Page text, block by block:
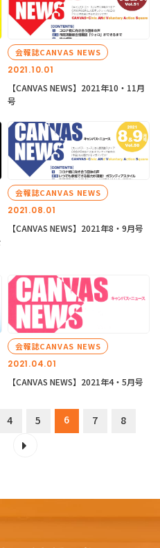
2021.10.01
会報誌CANVAS NEWS
【CANVAS NEWS】2021年10・11月
号
2021.08.01
会報誌CANVAS NEWS
【CANVAS NEWS】2021年8・9月号
2021.04.01
会報誌CANVAS NEWS
【CANVAS NEWS】2021年4・5月号
4 5 6 7
8